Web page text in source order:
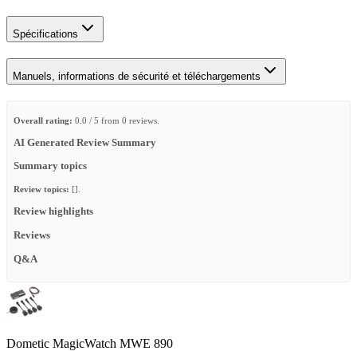
Spécifications
Manuels, informations de sécurité et téléchargements
Overall rating: 0.0 / 5 from 0 reviews.
AI Generated Review Summary
Summary topics
Review topics: [].
Review highlights
Reviews
Q&A
Dometic MagicWatch MWE 890